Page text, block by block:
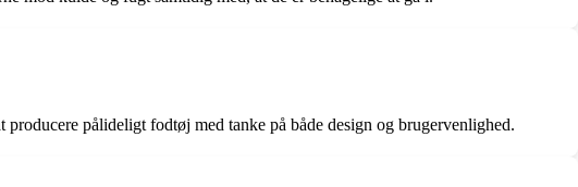
pålideligt fodtøj med tanke på både design og brugervenlighed.